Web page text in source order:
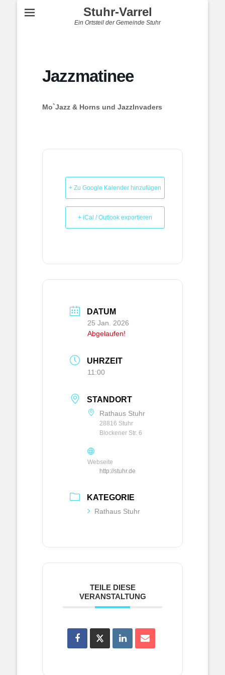
Stuhr-Varrel
Ein Ortsteil der Gemeinde Stuhr
Jazzmatinee
Mo`Jazz & Horns und JazzInvaders
+ Zu Google Kalender hinzufügen
+ iCal / Outlook exportieren
DATUM
25 Jan. 2026
Abgelaufen!
UHRZEIT
11:00
STANDORT
Rathaus Stuhr
28816 Stuhr
Blockener Str. 6
Webseite
http://stuhr.de
KATEGORIE
Rathaus Stuhr
TEILE DIESE
VERANSTALTUNG